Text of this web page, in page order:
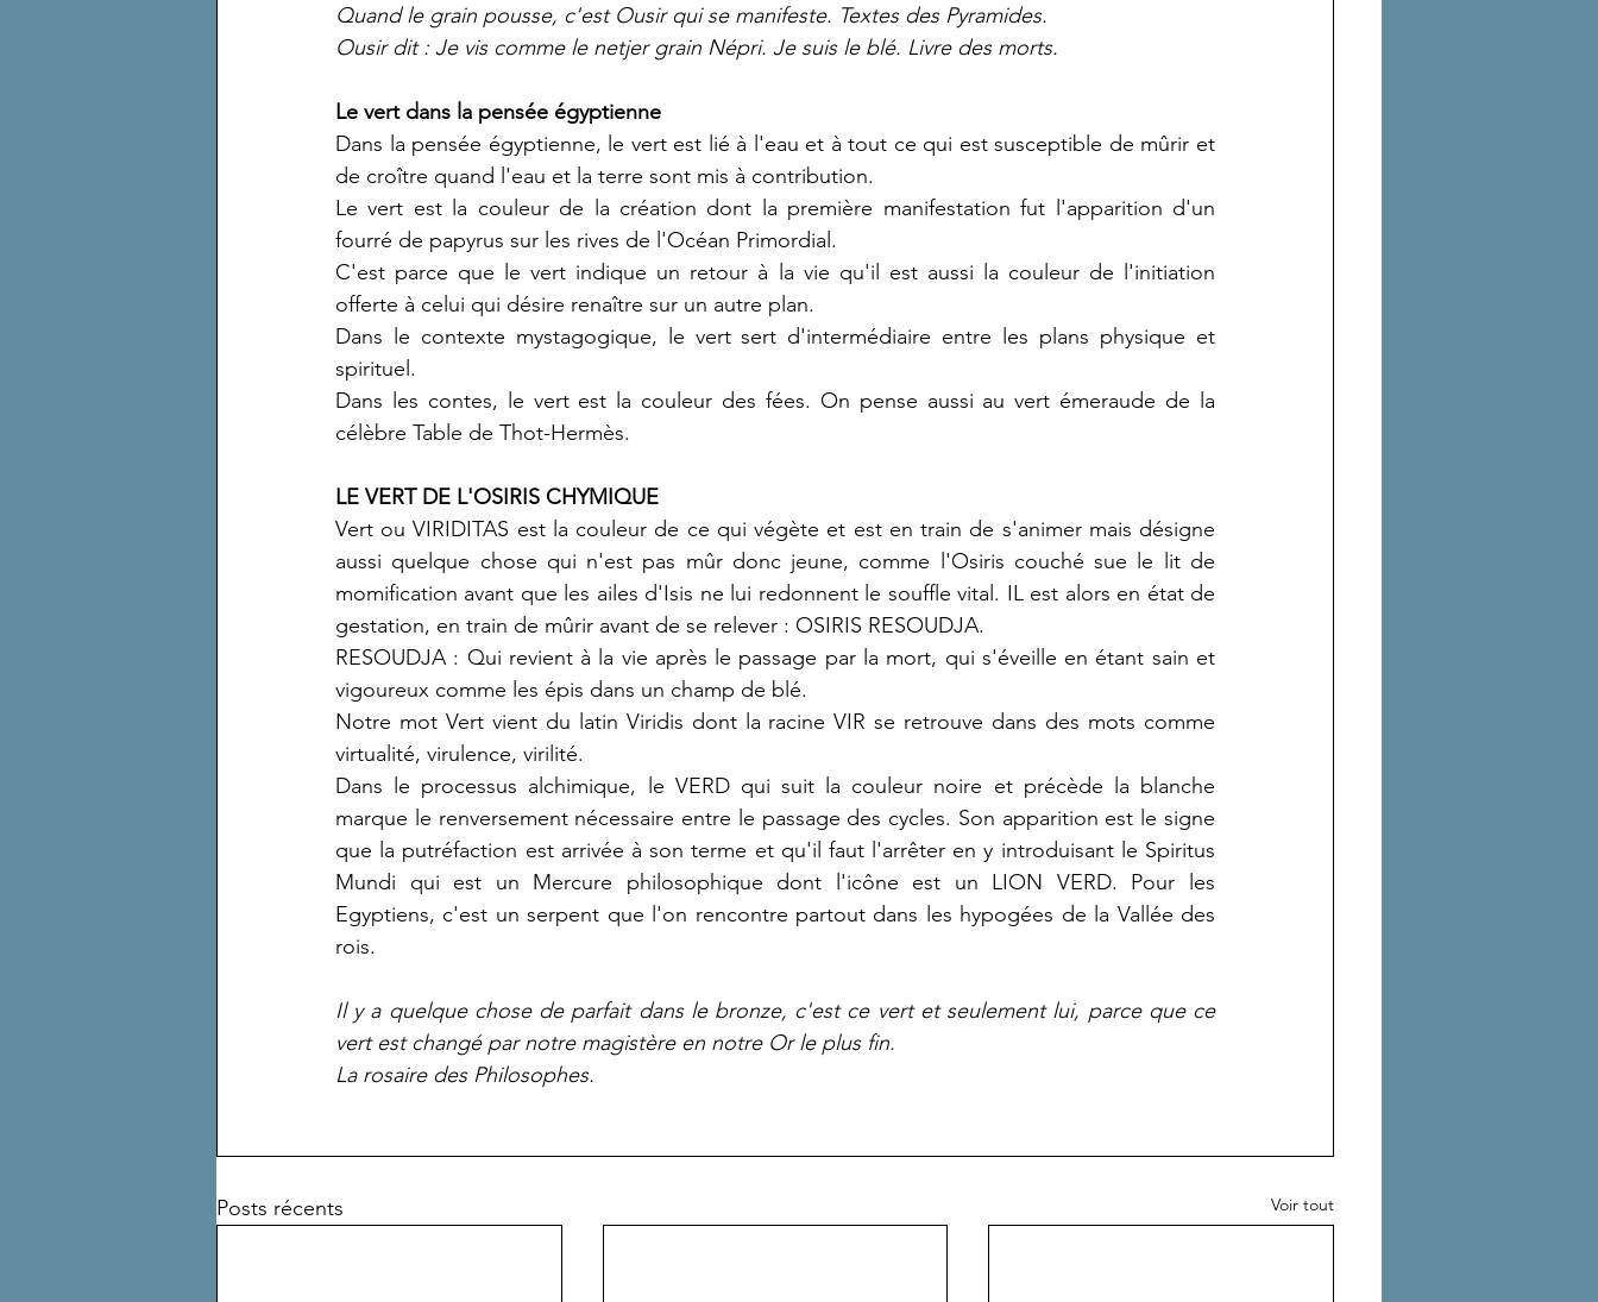
Quand le grain pousse, c'est Ousir qui se manifeste. Textes des Pyramides.
Ousir dit : Je vis comme le netjer grain Népri. Je suis le blé. Livre des morts.
Le vert dans la pensée égyptienne
Dans la pensée égyptienne, le vert est lié à l'eau et à tout ce qui est susceptible de mûrir et
de croître quand l'eau et la terre sont mis à contribution.
Le vert est la couleur de la création dont la première manifestation fut l'apparition d'un
fourré de papyrus sur les rives de l'Océan Primordial.
C'est parce que le vert indique un retour à la vie qu'il est aussi la couleur de l'initiation
offerte à celui qui désire renaître sur un autre plan.
Dans le contexte mystagogique, le vert sert d'intermédiaire entre les plans physique et
spirituel.
Dans les contes, le vert est la couleur des fées. On pense aussi au vert émeraude de la
célèbre Table de Thot-Hermès.
LE VERT DE L'OSIRIS CHYMIQUE
Vert ou VIRIDITAS est la couleur de ce qui végète et est en train de s'animer mais désigne
aussi quelque chose qui n'est pas mûr donc jeune, comme l'Osiris couché sue le lit de
momification avant que les ailes d'Isis ne lui redonnent le souffle vital. IL est alors en état de
gestation, en train de mûrir avant de se relever : OSIRIS RESOUDJA.
RESOUDJA : Qui revient à la vie après le passage par la mort, qui s'éveille en étant sain et
vigoureux comme les épis dans un champ de blé.
Notre mot Vert vient du latin Viridis dont la racine VIR se retrouve dans des mots comme
virtualité, virulence, virilité.
Dans le processus alchimique, le VERD qui suit la couleur noire et précède la blanche
marque le renversement nécessaire entre le passage des cycles. Son apparition est le signe
que la putréfaction est arrivée à son terme et qu'il faut l'arrêter en y introduisant le Spiritus
Mundi qui est un Mercure philosophique dont l'icône est un LION VERD. Pour les
Egyptiens, c'est un serpent que l'on rencontre partout dans les hypogées de la Vallée des
rois.
Il y a quelque chose de parfait dans le bronze, c'est ce vert et seulement lui, parce que ce
vert est changé par notre magistère en notre Or le plus fin.
La rosaire des Philosophes.
Posts récents Voir tout